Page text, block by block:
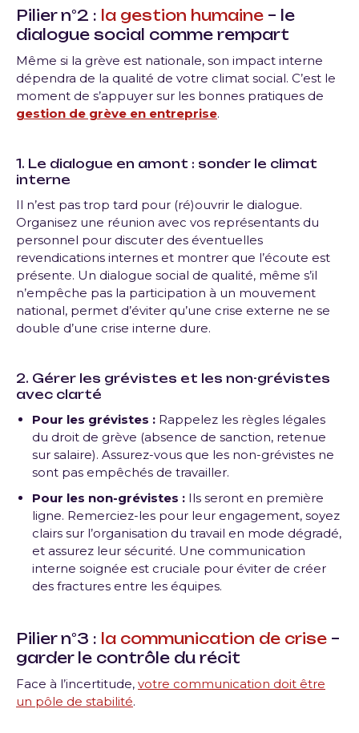
Pilier n°2 : la gestion humaine – le
dialogue social comme rempart
Même si la grève est nationale, son impact interne
dépendra de la qualité de votre climat social. C’est le
moment de s’appuyer sur les bonnes pratiques de
gestion de grève en entreprise.
1. Le dialogue en amont : sonder le climat
interne
Il n’est pas trop tard pour (ré)ouvrir le dialogue.
Organisez une réunion avec vos représentants du
personnel pour discuter des éventuelles
revendications internes et montrer que l’écoute est
présente. Un dialogue social de qualité, même s’il
n’empêche pas la participation à un mouvement
national, permet d’éviter qu’une crise externe ne se
double d’une crise interne dure.
2. Gérer les grévistes et les non-grévistes
avec clarté
Pour les grévistes : Rappelez les règles légales
du droit de grève (absence de sanction, retenue
sur salaire). Assurez-vous que les non-grévistes ne
sont pas empêchés de travailler.
Pour les non-grévistes : Ils seront en première
ligne. Remerciez-les pour leur engagement, soyez
clairs sur l’organisation du travail en mode dégradé,
et assurez leur sécurité. Une communication
interne soignée est cruciale pour éviter de créer
des fractures entre les équipes.
Pilier n°3 : la communication de crise –
garder le contrôle du récit
Face à l’incertitude, votre communication doit être
un pôle de stabilité.